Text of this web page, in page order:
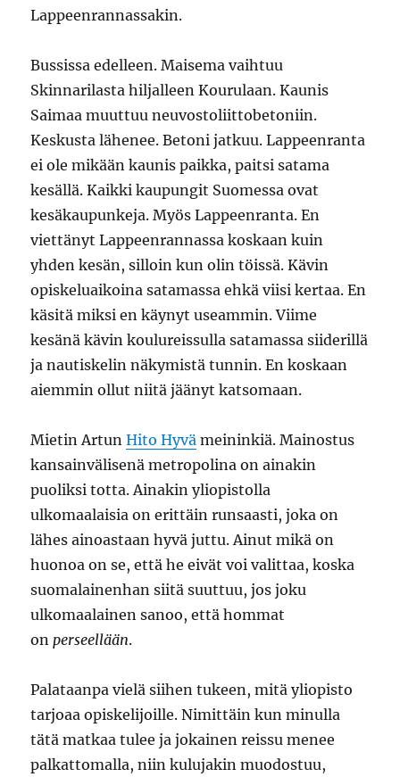
Lappeenrannassakin.
Bussissa edelleen. Maisema vaihtuu
Skinnarilasta hiljalleen Kourulaan. Kaunis
Saimaa muuttuu neuvostoliittobetoniin.
Keskusta lähenee. Betoni jatkuu. Lappeenranta
ei ole mikään kaunis paikka, paitsi satama
kesällä. Kaikki kaupungit Suomessa ovat
kesäkaupunkeja. Myös Lappeenranta. En
viettänyt Lappeenrannassa koskaan kuin
yhden kesän, silloin kun olin töissä. Kävin
opiskeluaikoina satamassa ehkä viisi kertaa. En
käsitä miksi en käynyt useammin. Viime
kesänä kävin koulureissulla satamassa siiderillä
ja nautiskelin näkymistä tunnin. En koskaan
aiemmin ollut niitä jäänyt katsomaan.
Mietin ArtunHito Hyvä meininkiä. Mainostus
kansainvälisenä metropolina on ainakin
puoliksi totta. Ainakin yliopistolla
ulkomaalaisia on erittäin runsaasti, joka on
lähes ainoastaan hyvä juttu. Ainut mikä on
huonoa on se, että he eivät voi valittaa, koska
suomalainenhan siitä suuttuu, jos joku
ulkomaalainen sanoo, että hommat
onperseellään.
Palataanpa vielä siihen tukeen, mitä yliopisto
tarjoaa opiskelijoille. Nimittäin kun minulla
tätä matkaa tulee ja jokainen reissu menee
palkattomalla, niin kulujakin muodostuu,